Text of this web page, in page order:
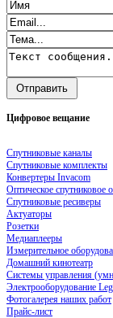
Прежде всего, следует
Цифровое вещание
Спутниковые каналы
Спутниковые комплекты
Конвертеры Invacom
Оптическое спутниковое
Спутниковые ресиверы
Актуаторы
Розетки
Медиаплееры
Измерительное
Домашний кинотеатр
Системы управления
Электрооборудование
Фотогалерея наших работ
Прайс-лист